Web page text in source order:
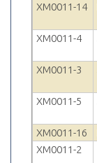
XM0011-14
XM0011-4
XM0011-3
XM0011-5
XM0011-16
XM0011-2